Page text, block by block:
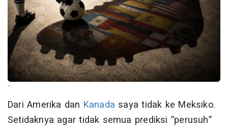
--
Dari Amerika dan Kanada saya tidak ke Meksiko.
Setidaknya agar tidak semua prediksi ”perusuh”